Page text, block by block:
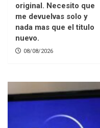
original. Necesito que
me devuelvas solo y
nada mas que el titulo
nuevo.
08/08/2026